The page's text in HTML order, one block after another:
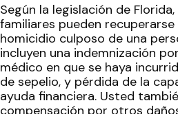
Según la legislación de
familiares pueden
homicidio culposo de una
incluyen una indemnización
médico en que se haya
de sepelio, y pérdida de la
ayuda financiera. Usted
compensación por otros